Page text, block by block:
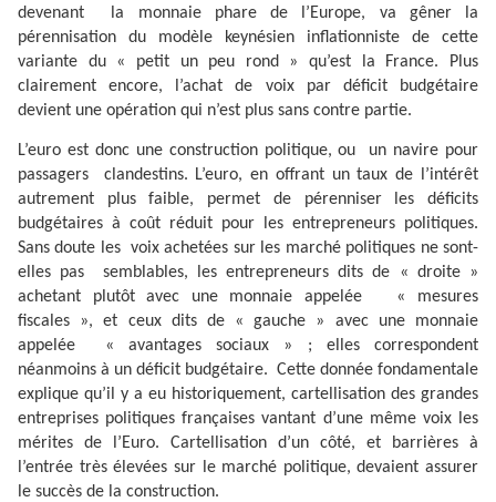
devenant
la monnaie phare de l’Europe, va gêner la
pérennisation du modèle keynésien inflationniste de cette
variante du « petit un peu rond » qu’est la France. Plus
clairement encore, l’achat de voix par déficit budgétaire
devient une opération qui n’est plus sans contre partie.
L’euro est donc une construction politique, ou
un navire pour
passagers
clandestins. L’euro, en offrant un taux de l’intérêt
autrement plus faible, permet de pérenniser les déficits
budgétaires à coût réduit pour les entrepreneurs politiques.
Sans doute les voix achetées sur les marché politiques ne sont-
elles pas
semblables, les entrepreneurs dits de « droite »
achetant plutôt avec une monnaie appelée
« mesures
fiscales », et ceux dits de « gauche » avec une monnaie
appelée
« avantages sociaux » ; elles correspondent
néanmoins à un déficit budgétaire. Cette donnée fondamentale
explique qu’il y a eu historiquement, cartellisation des grandes
entreprises politiques françaises vantant d’une même voix les
mérites de l’Euro. Cartellisation d’un côté, et barrières à
l’entrée très élevées sur le marché politique, devaient assurer
le succès de la construction.